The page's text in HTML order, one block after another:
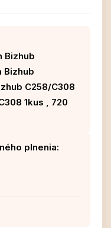
Bizhub
Bizhub
C258/C308
1kus , 720
plnenia: